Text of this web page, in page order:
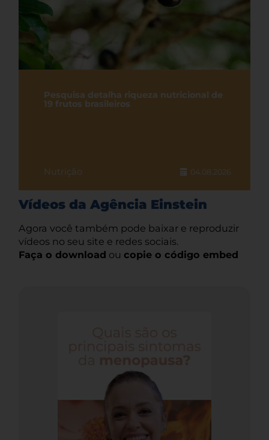
Pesquisa detalha riqueza nutricional de
19 frutos brasileiros
Nutrição 04.08.2026
Vídeos da Agência Einstein
Agora você também pode baixar e reproduzir
vídeos no seu site e redes sociais.
Faça o download ou copie o código embed